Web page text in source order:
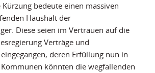
bedeute einen massiven
Haushalt der
Diese seien im Vertrauen auf die
Verträge und
deren Erfüllung nun in
Kommunen könnten die wegfallenden